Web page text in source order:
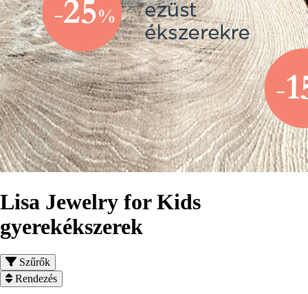
Lisa Jewelry for Kids
gyerekékszerek
Szűrők
Rendezés